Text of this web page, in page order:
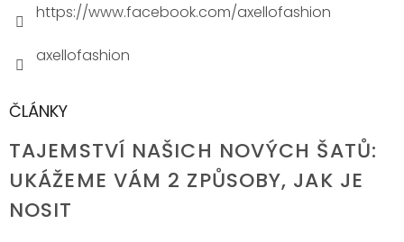
https://www.facebook.com/axellofashion
axellofashion
ČLÁNKY
TAJEMSTVÍ NAŠICH NOVÝCH ŠATŮ:
UKÁŽEME VÁM 2 ZPŮSOBY, JAK JE
NOSIT